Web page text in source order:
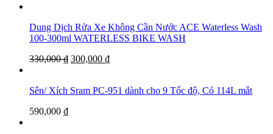
Dung Dịch Rửa Xe Không Cần Nước ACE Waterless Wash
100-300ml WATERLESS BIKE WASH
330,000₫ 300,000 ₫
Sên/ Xích Sram PC-951 dành cho 9 Tốc độ, Có 114L mắt
590,000 ₫